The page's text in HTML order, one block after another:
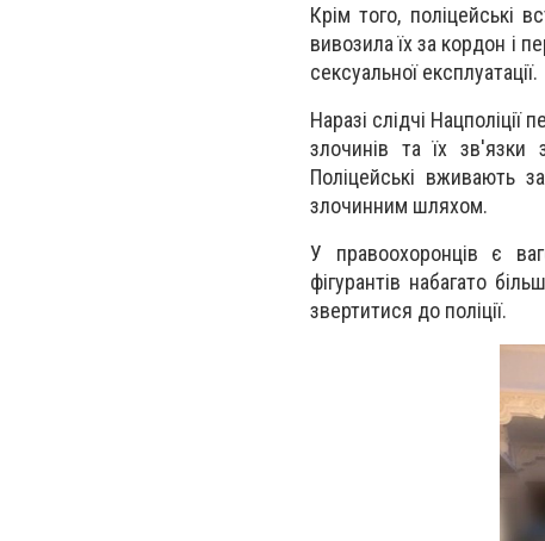
Крім того, поліцейські
вивозила їх за кордон і
сексуальної експлуатації.
Наразі слідчі
злочинів та їх зв'язки
Поліцейські вживають
злочинним шляхом.
У правоохоронців є
фігурантів набагато
звертитися до поліції.